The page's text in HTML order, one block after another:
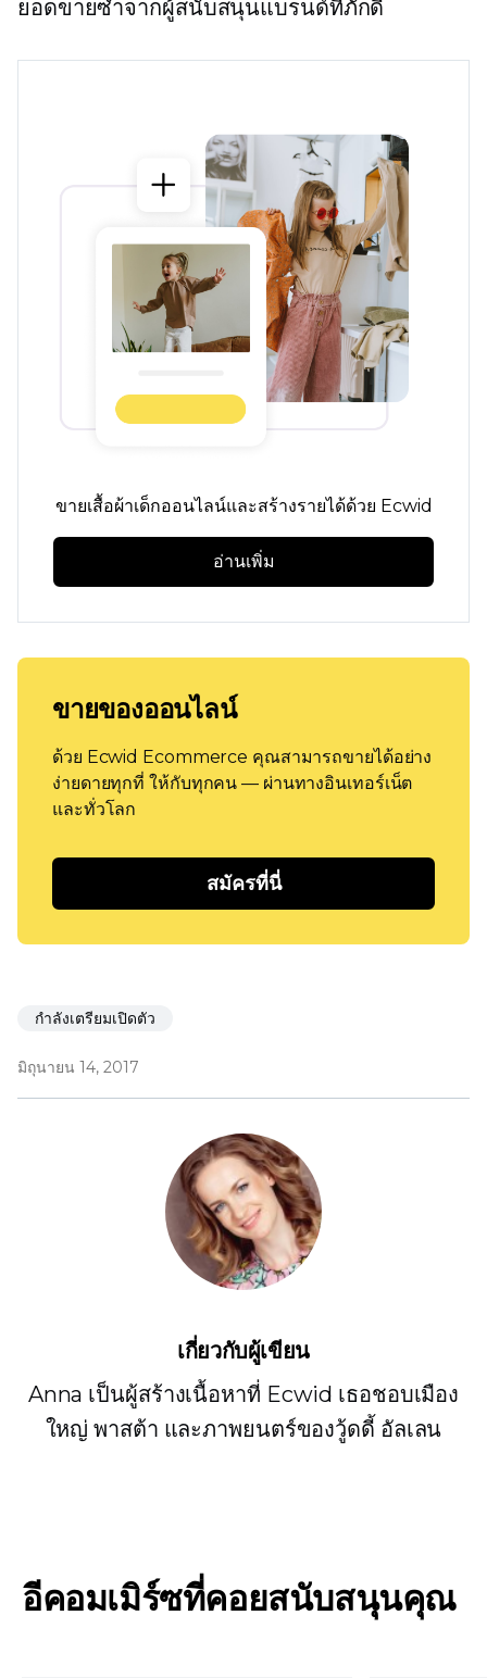
ยอดขายซ้ำจากผู้สนับสนุนแบรนด์ที่ภักดี
ขายเสื้อผ้าเด็กออนไลน์และสร้างรายได้ด้วย Ecwid
อ่านเพิ่ม
ขายของออนไลน์
ด้วย Ecwid Ecommerce คุณสามารถขายได้อย่าง
ง่ายดายทุกที่ ให้กับทุกคน — ผ่านทางอินเทอร์เน็ต
และทั่วโลก
สมัครที่นี่
กำลังเตรียมเปิดตัว
มิถุนายน 14, 2017
เกี่ยวกับผู้เขียน
Anna เป็นผู้สร้างเนื้อหาที่ Ecwid เธอชอบเมือง
ใหญ่ พาสต้า และภาพยนตร์ของวู้ดดี้ อัลเลน
อีคอมเมิร์ซที่คอยสนับสนุนคุณ